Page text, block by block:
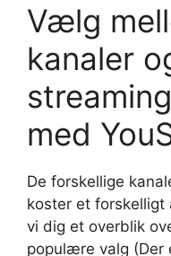
Vælg
kanaler
med
De forskellige
koster et forskelligt
vi dig et overblik
populære valg